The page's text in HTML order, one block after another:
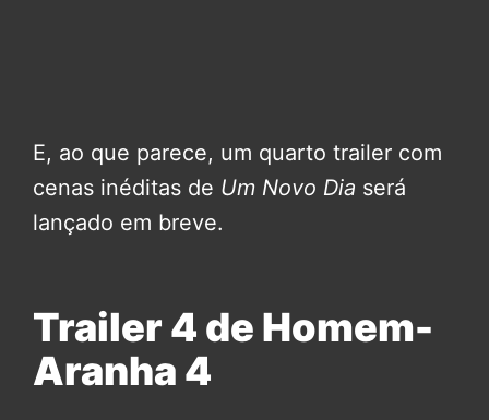
E, ao que parece, um quarto trailer com
cenas inéditas de Um Novo Dia será
lançado em breve.
Trailer 4 de Homem-
Aranha 4